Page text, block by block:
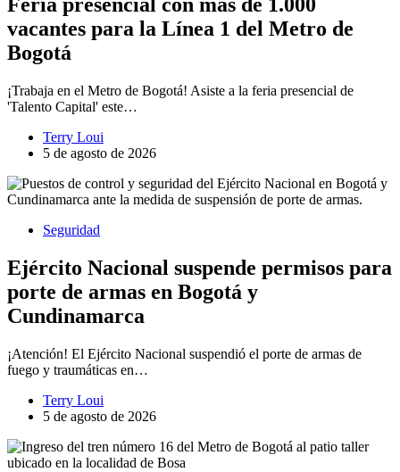
Feria presencial con más de 1.000
vacantes para la Línea 1 del Metro de
Bogotá
¡Trabaja en el Metro de Bogotá! Asiste a la feria presencial de
'Talento Capital' este…
Terry Loui
5 de agosto de 2026
Seguridad
Ejército Nacional suspende permisos para
porte de armas en Bogotá y
Cundinamarca
¡Atención! El Ejército Nacional suspendió el porte de armas de
fuego y traumáticas en…
Terry Loui
5 de agosto de 2026